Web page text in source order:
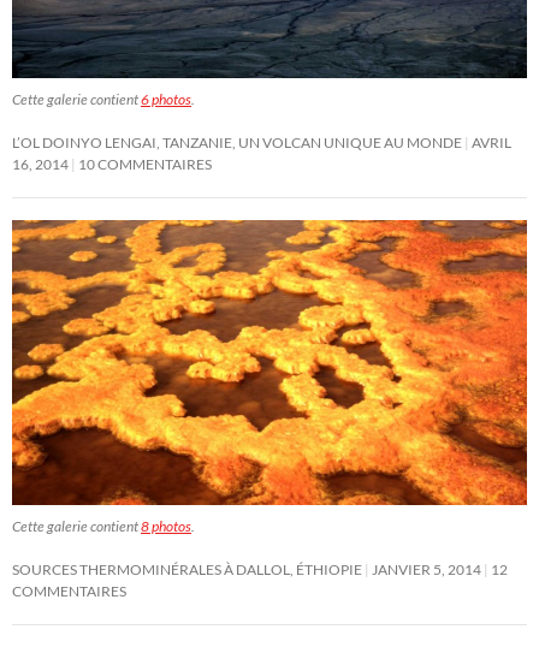
Cette galerie contient6 photos
L’OL DOINYO LENGAI, TANZANIE, UN VOLCAN UNIQUE AU MONDE AVRIL
16, 2014 10 COMMENTAIRES
Cette galerie contient8 photos
SOURCES THERMOMINÉRALES À DALLOL, ÉTHIOPIE JANVIER 5, 2014 12
COMMENTAIRES